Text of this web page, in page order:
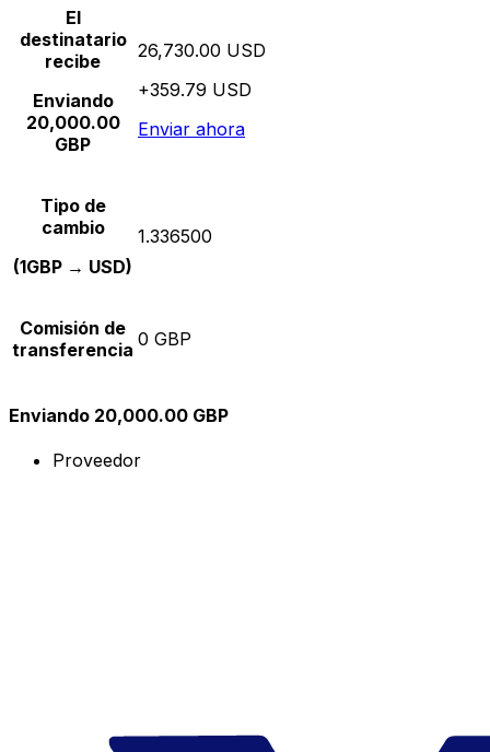
El
destinatario
recibe
Enviando
20,000.00
GBP
26,730.00 USD
+359.79 USD
Enviar ahora
Tipo de
cambio
(1GBP → USD)
1.336500
Comisión de
transferencia 0 GBP
Enviando 20,000.00 GBP
Proveedor